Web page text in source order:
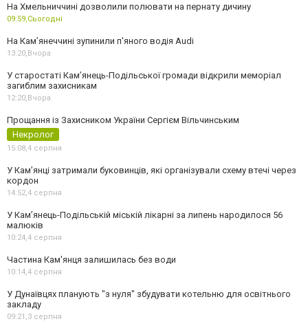
На Хмельниччині дозволили полювати на пернату дичину
09:59,Сьогодні
На Камʼянеччині зупинили п'яного водія Audi
13:20,Вчора
У старостаті Кам’янець-Подільської громади відкрили меморіал
загиблим захисникам
12:20,Вчора
Прощання із Захисником України Сергієм Вільчинським
Некролог
15:08,4 серпня
У Кам’янці затримали буковинців, які організували схему втечі через
кордон
14:52,4 серпня
У Кам’янець-Подільській міській лікарні за липень народилося 56
малюків
10:24,4 серпня
Частина Кам'янця залишилась без води
10:14,4 серпня
У Дунаївцях планують "з нуля" збудувати котельню для освітнього
закладу
09:21,3 серпня